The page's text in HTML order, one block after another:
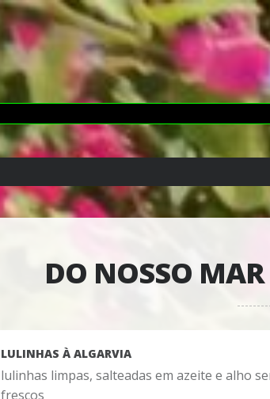
DO NOSSO
LULINHAS À ALGARVIA
lulinhas limpas, salteadas em azeite e alho
frescos